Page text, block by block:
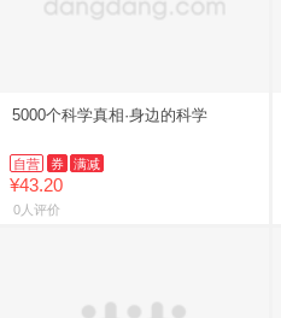
5000个科学真相·身边的科学
自营 券 满减
¥43.20
0人评价